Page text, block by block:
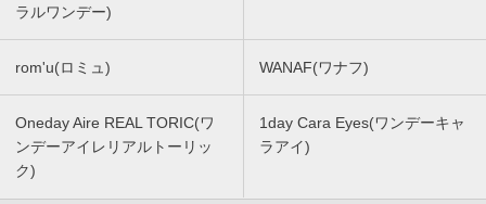
ラルワンデー)
rom'u(ロミュ) WANAF(ワナフ)
Oneday Aire REAL TORIC(ワ
ンデーアイレリアルトーリッ
ク)
1day Cara Eyes(ワンデーキャ
ラアイ)